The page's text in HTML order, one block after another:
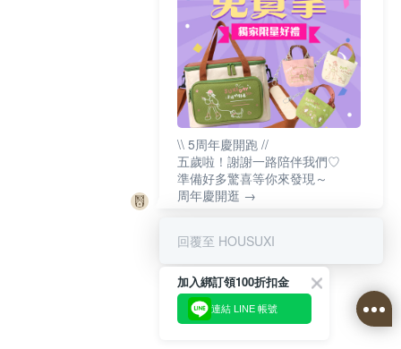
\\ 5周年慶開跑 //
五歲啦！謝謝一路陪伴我們♡
準備好多驚喜等你來發現～
周年慶開逛 →
回覆至 HOUSUXI
加入綁訂領100折扣金
連結 LINE 帳號